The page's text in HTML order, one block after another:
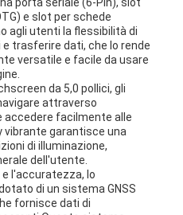
porta seriale (6-Pin), slot
e slot per schede
agli utenti la flessibilità di
trasferire dati, che lo rende
versatile e facile da usare
da 5,0 pollici, gli
attraverso
accedere facilmente alle
vibrante garantisce una
di illuminazione,
dell'utente.
l'accuratezza, lo
di un sistema GNSS
fornisce dati di